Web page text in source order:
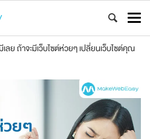
ลย ถ้าจะมีเว็บไซต์ห่วยๆ เปลี่ยนเว็บไซต์คุณ